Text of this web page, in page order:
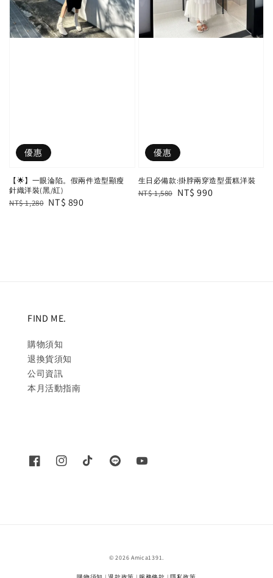
優惠
【🌟】一眼淪陷。假兩件造型顯瘦
針織洋裝(黑/紅)
Regular
NT$ 1,280 Sale
NT$ 890
優惠
生日必備款:掛脖兩穿造型蛋糕洋裝
Regular
NT$ 1,580 Sale
NT$ 990
FIND ME.
購物須知
退換貨須知
公司資訊
本月活動指南
© 2026 Amica1391.